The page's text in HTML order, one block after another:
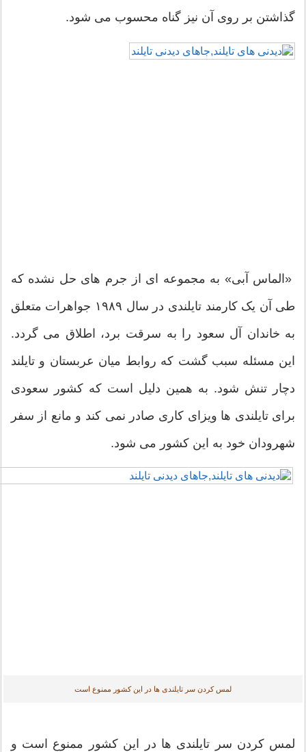
بر روی آن نیز گناه محسوب می شود.
آبی» به مجموعه ای از جرم های حل نشده که
طی آن یک کارمند تایلندی در سال ۱۹۸۹ جواهرات متعلق
خاندان آل سعود را به سرقت برد، اطلاق می گردد.
مسئله سبب گشت که روابط میان عربستان و تایلند
تنش شود. به همین دلیل است که کشور سعودی
تایلندی ها ویزای کاری صادر نمی کند و مانع از سفر
خود به این کشور می شود.
لمس کردن سر تایلندی ها در این کشور ممنوع است
کردن سر تایلندی ها در این کشور ممنوع است و